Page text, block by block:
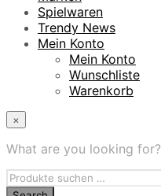
Spielwaren
Trendy News
Mein Konto
Mein Konto
Wunschliste
Warenkorb
×
What are you looking for?